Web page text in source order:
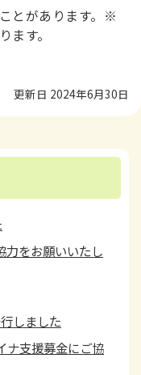
とがあります。※
す。
更新日 2024年6月30日
力をお願いいたし
しました
ナ支援募金にご協